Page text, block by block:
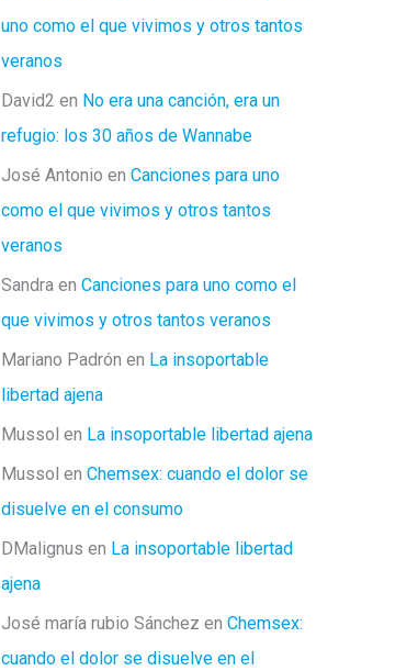
uno como el que vivimos y otros tantos
veranos
David2 en No era una canción, era un
refugio: los 30 años de Wannabe
José Antonio en Canciones para uno
como el que vivimos y otros tantos
veranos
Sandra en Canciones para uno como el
que vivimos y otros tantos veranos
Mariano Padrón en La insoportable
libertad ajena
Mussol en La insoportable libertad ajena
Mussol en Chemsex: cuando el dolor se
disuelve en el consumo
DMalignus en La insoportable libertad
ajena
José maría rubio Sánchez en Chemsex:
cuando el dolor se disuelve en el